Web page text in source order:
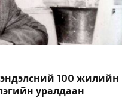
100 жилийн
уралдаан